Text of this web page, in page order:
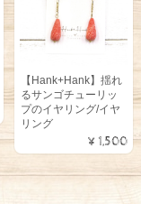
【Hank+Hank】揺れ
るサンゴチューリッ
プのイヤリング/イヤ
リング
¥1,500